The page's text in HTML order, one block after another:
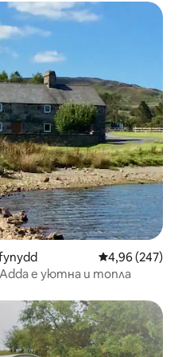
Средна
4,96 (247)
е уютна и топла